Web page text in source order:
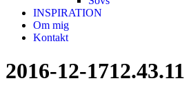
INSPIRATION
Om mig
Kontakt
2016-12-1712.43.11